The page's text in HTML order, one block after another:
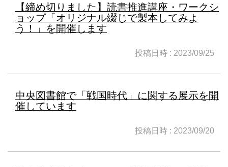
【締め切りました】読書推進講座・ワークシ
ョップ「オリジナル綴じで製本してみよ
う！」を開催します
投稿日時 : 2023/09/25
中央図書館で「戦国時代」に関する展示を開
催しています
投稿日時 : 2023/09/20